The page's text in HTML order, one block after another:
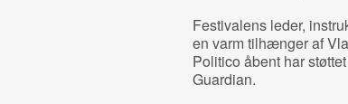
Festivalens leder,
en varm tilhænger af
Politico åbent har
Guardian.